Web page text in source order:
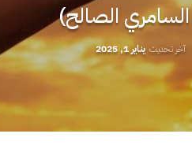
الصالح)
آخر تحديث يناير 1, 2025